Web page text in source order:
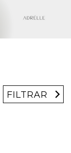
FILTRAR